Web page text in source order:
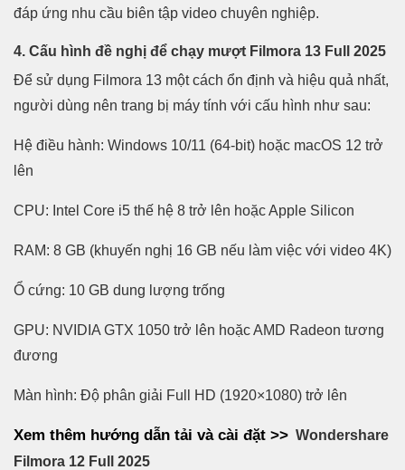
đáp ứng nhu cầu biên tập video chuyên nghiệp.
4. Cấu hình đề nghị để chạy mượt Filmora 13 Full 2025
Để sử dụng Filmora 13 một cách ổn định và hiệu quả nhất,
người dùng nên trang bị máy tính với cấu hình như sau:
Hệ điều hành: Windows 10/11 (64-bit) hoặc macOS 12 trở
lên
CPU: Intel Core i5 thế hệ 8 trở lên hoặc Apple Silicon
RAM: 8 GB (khuyến nghị 16 GB nếu làm việc với video 4K)
Ổ cứng: 10 GB dung lượng trống
GPU: NVIDIA GTX 1050 trở lên hoặc AMD Radeon tương
đương
Màn hình: Độ phân giải Full HD (1920×1080) trở lên
Xem thêm hướng dẫn tải và cài đặt >> Wondershare
Filmora 12 Full 2025